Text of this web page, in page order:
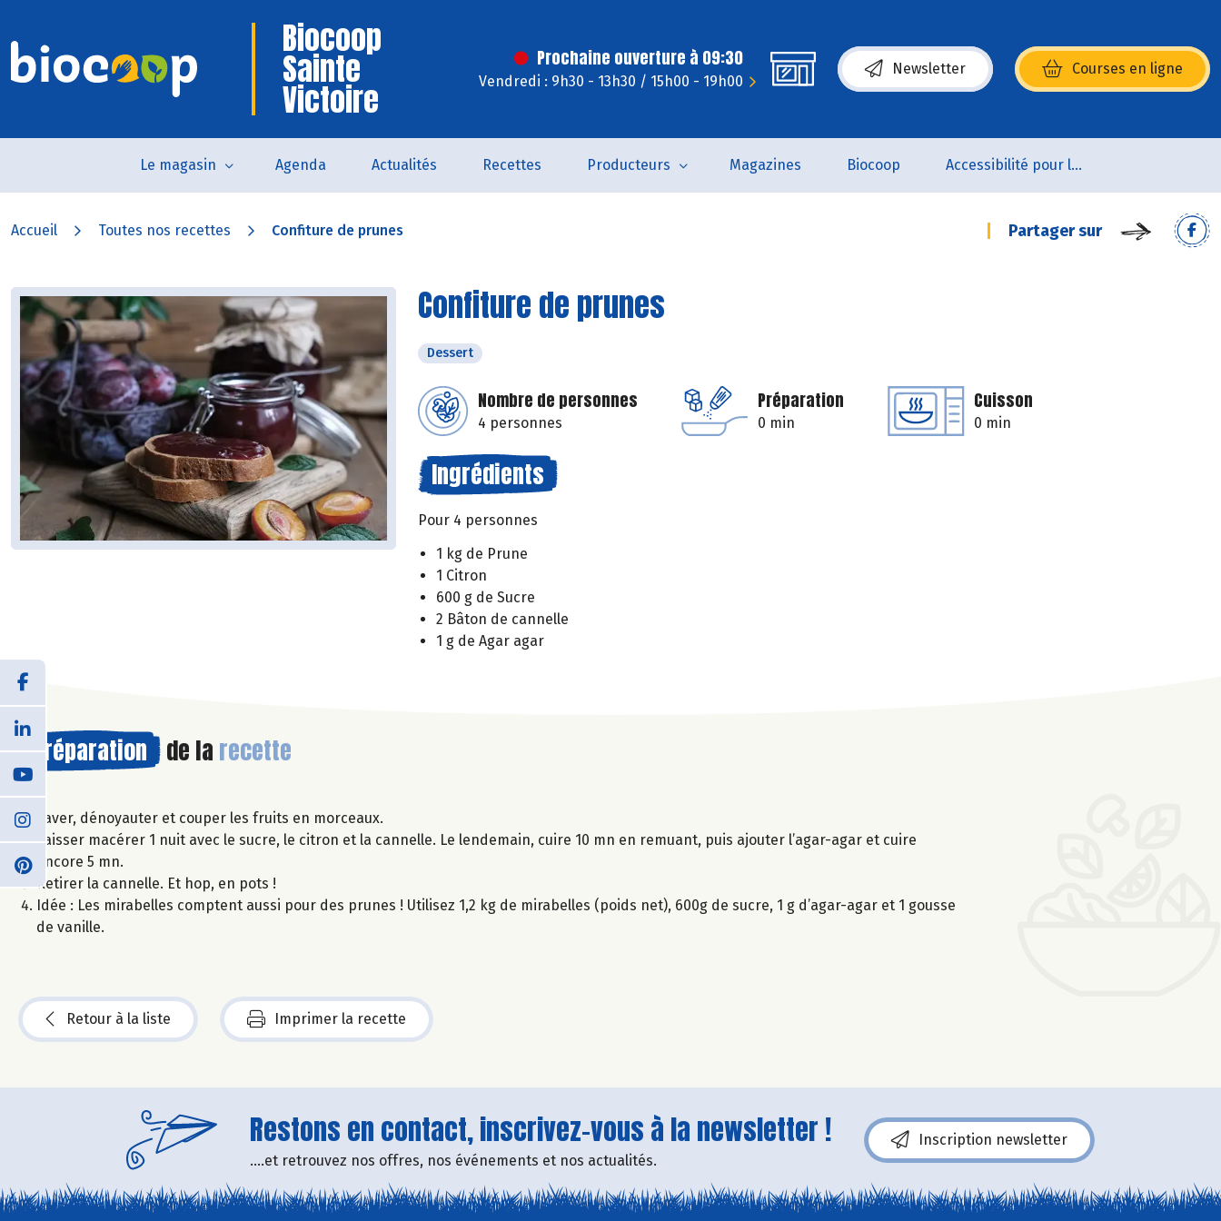
Biocoop
Sainte
Victoire
Prochaine ouverture à 09:30
Vendredi : 9h30 - 13h30 / 15h00 - 19h00
Newsletter Courses en ligne
(s’ouvre dans une nouvelle fenêtre)
Le magasin Agenda Actualités Recettes Producteurs Magazines Biocoop Accessibilité pour les personnes en situation de handicap
Accueil Toutes nos recettes Confiture de prunes Partager sur
Confiture de prunes
Dessert
Nombre de personnes
4 personnes
Préparation
0 min
Cuisson
0 min
Ingrédients
Pour 4 personnes
1 kg de Prune
1 Citron
600 g de Sucre
2 Bâton de cannelle
1 g de Agar agar
Préparation de la recette
Laver, dénoyauter et couper les fruits en morceaux.
Laisser macérer 1 nuit avec le sucre, le citron et la cannelle. Le lendemain, cuire 10 mn en remuant, puis ajouter l’agar-agar et cuire
encore 5 mn.
Retirer la cannelle. Et hop, en pots !
Idée : Les mirabelles comptent aussi pour des prunes ! Utilisez 1,2 kg de mirabelles (poids net), 600g de sucre, 1 g d’agar-agar et 1 gousse
de vanille.
Retour à la liste Imprimer la recette
Restons en contact, inscrivez-vous à la newsletter !
....et retrouvez nos offres, nos événements et nos actualités.
Inscription newsletter